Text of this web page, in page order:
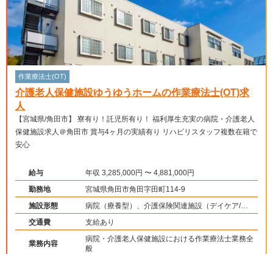
作業療法士(OT)
介護老人保健施設ゆうゆうホームの作業療法士(OT)求
人
【宮城県/角田市】 寮有り！託児所有り！ 福利厚生充実の病院・介護老人
保健施設求人＠角田市 賞与4ヶ月の実績有り リハビリスタッフ複数在籍で
安心
給与
年収 3,285,000円 〜 4,881,000円
勤務地
宮城県角田市角田字田町114-9
施設形態
病院（療養型）、介護保険関連施設（デイケア/介
護老人保健施設）
交通費 支給あり
業務内容
病院・介護老人保健施設における作業療法士業務全
般